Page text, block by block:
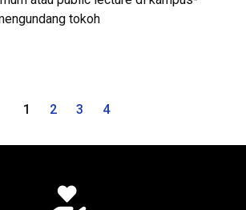
tokoh
1 2 3 4